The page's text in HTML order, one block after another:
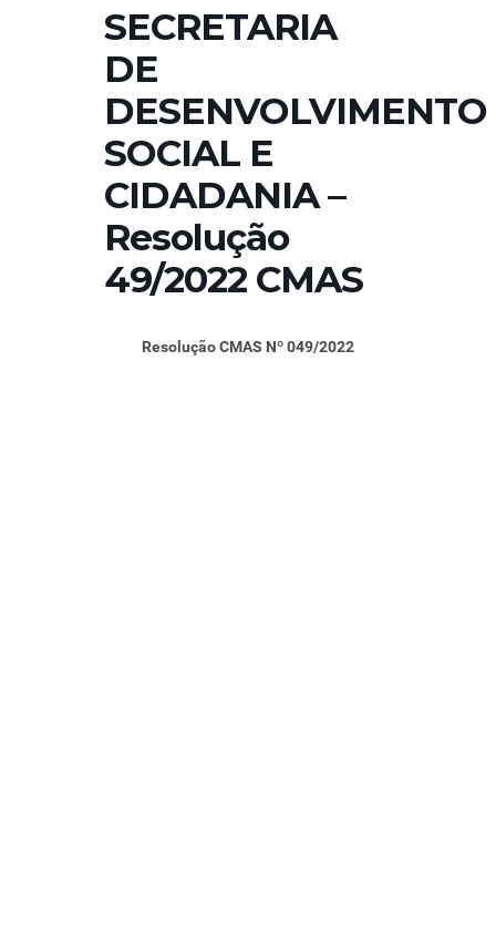
SECRETARIA
DE
DESENVOLVIMENTO
SOCIAL E
CIDADANIA –
Resolução
49/2022 CMAS
Resolução CMAS Nº 049/2022